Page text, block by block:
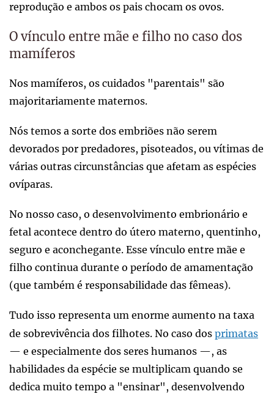
reprodução e ambos os pais chocam os ovos.
O vínculo entre mãe e filho no caso dos
mamíferos
Nos mamíferos, os cuidados "parentais" são
majoritariamente maternos.
Nós temos a sorte dos embriões não serem
devorados por predadores, pisoteados, ou vítimas de
várias outras circunstâncias que afetam as espécies
ovíparas.
No nosso caso, o desenvolvimento embrionário e
fetal acontece dentro do útero materno, quentinho,
seguro e aconchegante. Esse vínculo entre mãe e
filho continua durante o período de amamentação
(que também é responsabilidade das fêmeas).
Tudo isso representa um enorme aumento na taxa
de sobrevivência dos filhotes. No caso dos primatas
— e especialmente dos seres humanos —, as
habilidades da espécie se multiplicam quando se
dedica muito tempo a "ensinar", desenvolvendo